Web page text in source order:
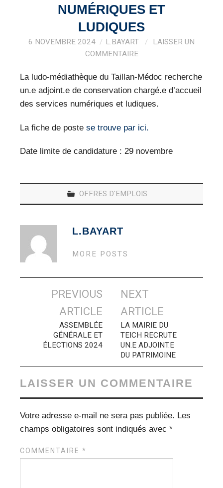
RESSOURCES
OFFRES D’EMPLOIS
NUMÉRIQUES ET
LUDIQUES
6 NOVEMBRE 2024 L.BAYART
LAISSER UN
COMMENTAIRE
La ludo-médiathèque du Taillan-Médoc recherche
un.e adjoint.e de conservation chargé.e d’accueil
des services numériques et ludiques.
La fiche de postese trouve par ici.
Date limite de candidature : 29 novembre
OFFRES D'EMPLOIS
L.BAYART
MORE POSTS
Navigation
articles
PREVIOUS
ARTICLE
ASSEMBLÉE
GÉNÉRALE ET
ÉLECTIONS 2024
NEXT
ARTICLE
LA MAIRIE DU
TEICH RECRUTE
UN.E ADJOINT.E
DU PATRIMOINE
LAISSER UN COMMENTAIRE
Votre adresse e-mail ne sera pas publiée. Les
champs obligatoires sont indiqués avec*
COMMENTAIRE*